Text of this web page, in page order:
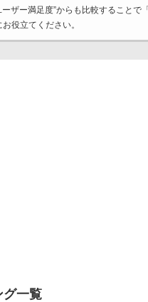
ザー満足度”からも比較することで「
役立てください。
グ一覧